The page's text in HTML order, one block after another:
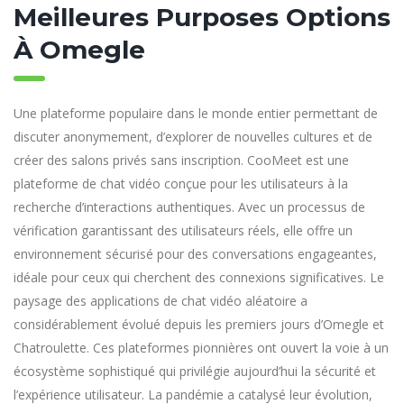
Meilleures Purposes Options
À Omegle
Une plateforme populaire dans le monde entier permettant de
discuter anonymement, d’explorer de nouvelles cultures et de
créer des salons privés sans inscription. CooMeet est une
plateforme de chat vidéo conçue pour les utilisateurs à la
recherche d’interactions authentiques. Avec un processus de
vérification garantissant des utilisateurs réels, elle offre un
environnement sécurisé pour des conversations engageantes,
idéale pour ceux qui cherchent des connexions significatives. Le
paysage des applications de chat vidéo aléatoire a
considérablement évolué depuis les premiers jours d’Omegle et
Chatroulette. Ces plateformes pionnières ont ouvert la voie à un
écosystème sophistiqué qui privilégie aujourd’hui la sécurité et
l’expérience utilisateur. La pandémie a catalysé leur évolution,